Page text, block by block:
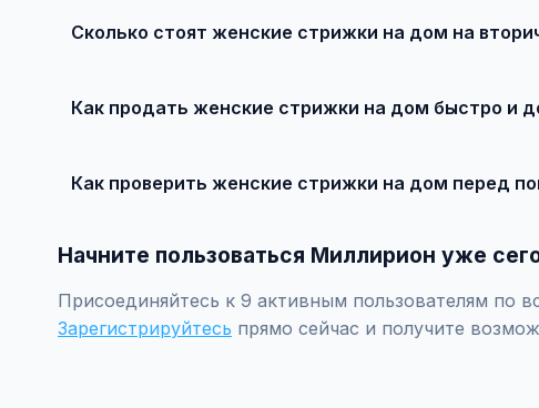
Сколько стоят женские стрижки на дом на
Как продать женские стрижки на дом быстро и
Как проверить женские стрижки на дом перед
Начните пользоваться Миллирион уже
Присоединяйтесь к 9 активным пользователям по
Зарегистрируйтесь прямо сейчас и получите